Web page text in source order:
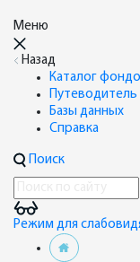
Меню
Назад
Каталог
Путеводитель
Базы данных
Справка
Поиск
Режим для